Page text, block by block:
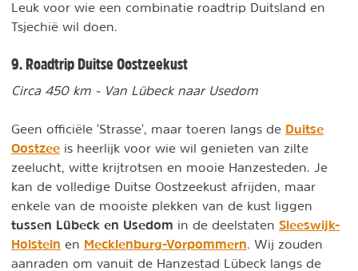
Leuk voor wie een combinatie roadtrip Duitsland en
Tsjechië wil doen.
9. Roadtrip Duitse Oostzeekust
Circa 450 km - Van Lübeck naar Usedom
Geen officiële 'Strasse', maar toeren langs de Duitse
Oostzee is heerlijk voor wie wil genieten van zilte
zeelucht, witte krijtrotsen en mooie Hanzesteden. Je
kan de volledige Duitse Oostzeekust afrijden, maar
enkele van de mooiste plekken van de kust liggen
tussen Lübeck en Usedom in de deelstaten Sleeswijk-
Holstein en Mecklenburg-Vorpommern. Wij zouden
aanraden om vanuit de Hanzestad Lübeck langs de